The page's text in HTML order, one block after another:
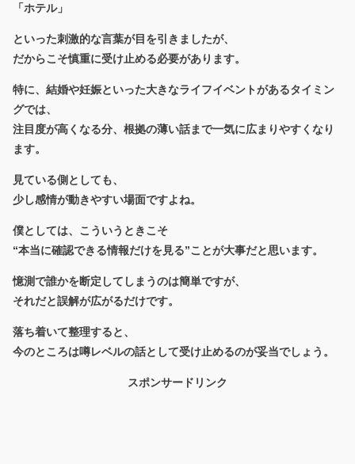
「ホテル」
といった刺激的な言葉が目を引きましたが、
だからこそ慎重に受け止める必要があります。
特に、結婚や妊娠といった大きなライフイベントがあるタイミン
グでは、
注目度が高くなる分、根拠の薄い話まで一気に広まりやすくなり
ます。
見ている側としても、
少し感情が動きやすい場面ですよね。
僕としては、こういうときこそ
“本当に確認できる情報だけを見る”ことが大事だと思います。
憶測で誰かを断定してしまうのは簡単ですが、
それだと誤解が広がるだけです。
落ち着いて整理すると、
今のところは噂レベルの話として受け止めるのが妥当でしょう。
スポンサードリンク